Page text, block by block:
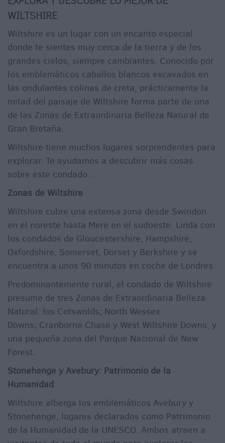
WILTSHIRE
Wiltshire es un lugar con un encanto especial
donde te sientes muy cerca de la tierra y de los
grandes cielos, siempre cambiantes. Conocido por
los emblemáticos caballos blancos excavados en
las ondulantes colinas de creta, prácticamente la
mitad del paisaje de Wiltshire forma parte de una
de las Zonas de Extraordinaria Belleza Natural de
Gran Bretaña.
Wiltshire tiene muchos lugares sorprendentes para
explorar. Te ayudamos a descubrir más cosas
sobre este condado...
Zonas de Wiltshire
Wiltshire cubre una extensa zona desde Swindon
en el noreste hasta Mere en el sudoeste. Linda con
los condados de Gloucestershire, Hampshire,
Oxfordshire, Somerset, Dorset y Berkshire y se
encuentra a unos 90 minutos en coche de Londres.
Predominantemente rural, el condado de Wiltshire
presume de tres Zonas de Extraordinaria Belleza
Natural: los Cotswolds; North Wessex
Downs; Cranborne Chase y West Wiltshire Downs, y
una pequeña zona del Parque Nacional de New
Forest.
Stonehenge y Avebury: Patrimonio de la
Humanidad
Wiltshire alberga los emblemáticos Avebury y
Stonehenge, lugares declarados como Patrimonio
de la Humanidad de la UNESCO. Ambos atraen a